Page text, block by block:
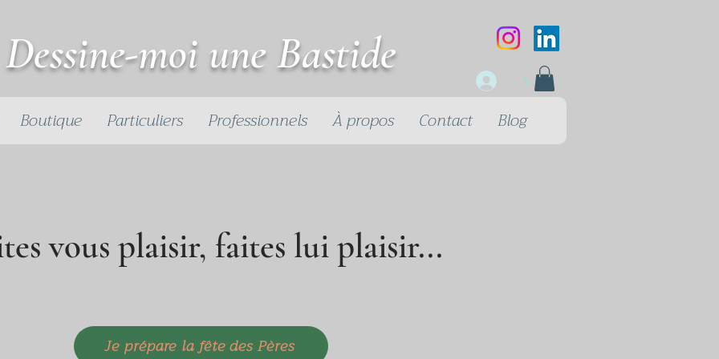
Dessine-moi une Bastide
\
Boutique Particuliers Professionnels À propos Contact Blog
vous plaisir, faites lui plaisir...
Je prépare la fête des Pères